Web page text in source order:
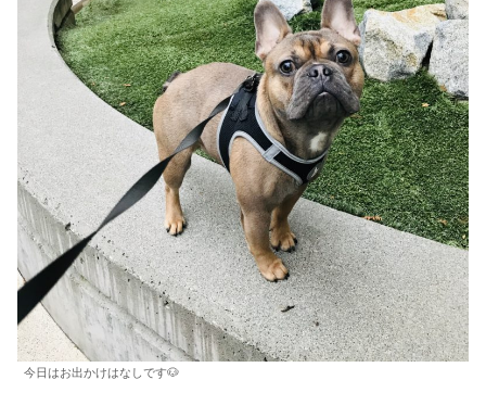
今日はお出かけはなしです🐶